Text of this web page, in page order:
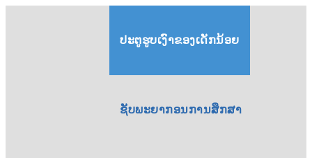
ປະຕູຮູບເງົາຂອງເດັກນ້ອຍ
ຊັບພະຍາກອນການສຶກສາ